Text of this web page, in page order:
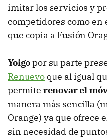
imitar los servicios y
competidores como en
que copia a Fusión
Yoigopor su parte
Renuevo que al igual
permite renovar el
manera más sencilla
Orange) ya que ofrece
sin necesidad de